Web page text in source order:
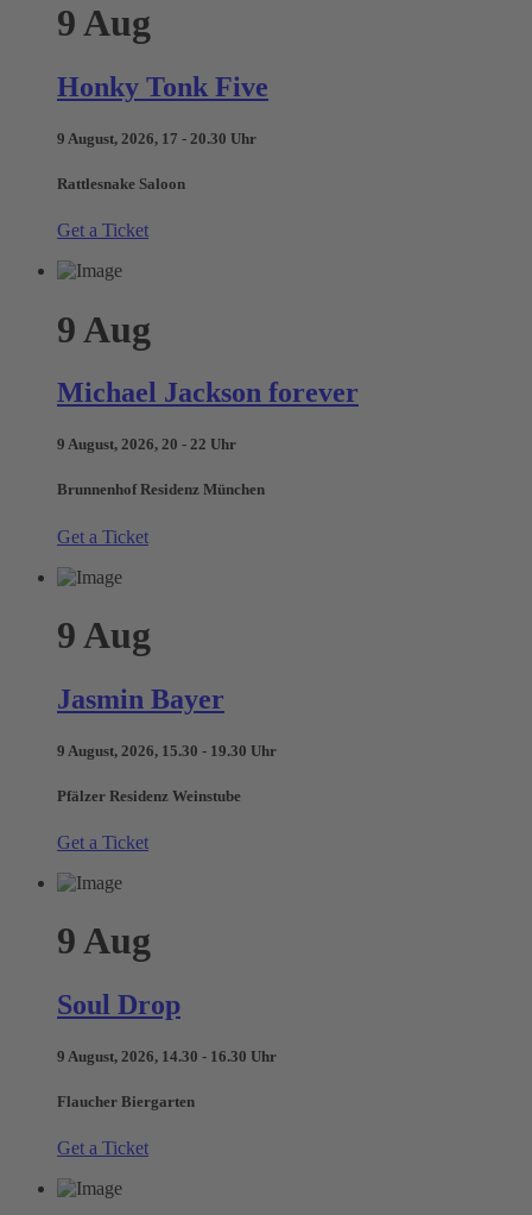
9Aug
Honky Tonk Five
9 August, 2026, 17 - 20.30 Uhr
Rattlesnake Saloon
Get a Ticket
9 Aug
Michael Jackson forever
9 August, 2026, 20 - 22 Uhr
Brunnenhof Residenz München
Get a Ticket
9 Aug
Jasmin Bayer
9 August, 2026, 15.30 - 19.30 Uhr
Pfälzer Residenz Weinstube
Get a Ticket
9Aug
Soul Drop
9 August, 2026, 14.30 - 16.30 Uhr
Flaucher Biergarten
Get a Ticket